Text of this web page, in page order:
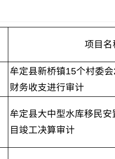
项目名
牟定县新桥镇15个村委
财务收支进行审计
牟定县大中型水库移民
目竣工决算审计